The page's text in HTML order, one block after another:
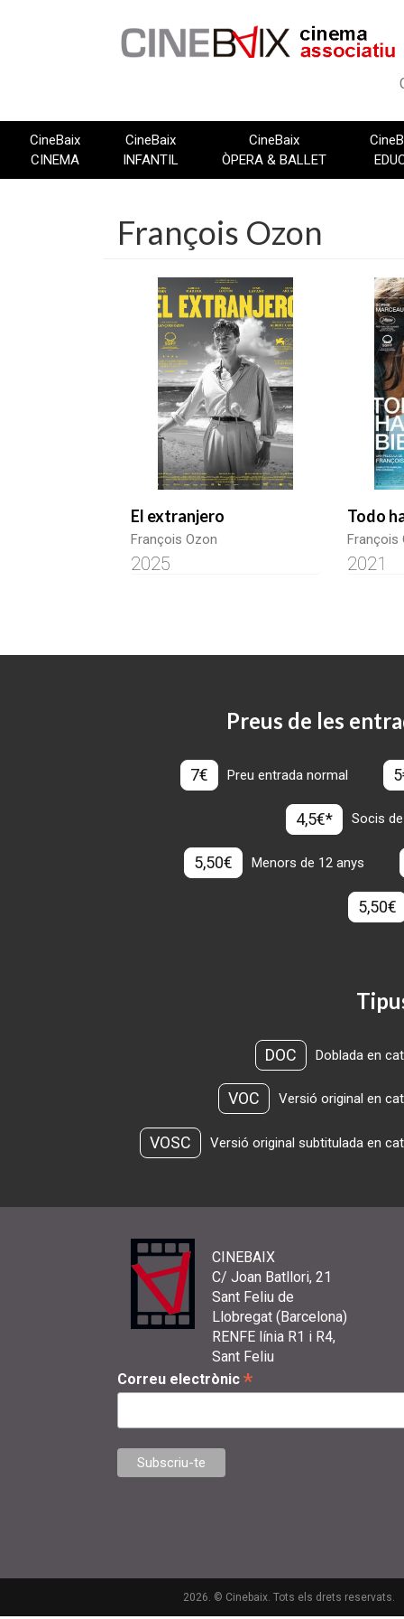
CineBaix
CINEMA
CineBaix
INFANTIL
CineBaix
ÒPERA & BALLET
François Ozon
El extranjero
François Ozon
2025
Todo
François
2021
Preus de les
7€ Preu entrada normal
4,5€* Socis
5,50€ Menors de 12 anys
5,50€
DOC Doblada en
VOC Versió original en
VOSC Versió original subtitulada en
CINEBAIX
C/ Joan Batllori, 21
Sant Feliu de
Llobregat (Barcelona)
RENFE línia R1 i R4,
Sant Feliu
Correu electrònic *
2026. © Cinebaix. Tots els drets reservats.